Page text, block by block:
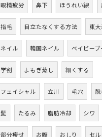
眼精疲労 鼻下 ほうれい線
指毛 目立たなくする方法 東
ネイル 韓国ネイル ベイビー
学割 よもぎ蒸し 細くする
フェイシャル 立川 毛穴
髭 たるみ 脂肪冷却 シワ
部分痩せ お腹 おしり セ